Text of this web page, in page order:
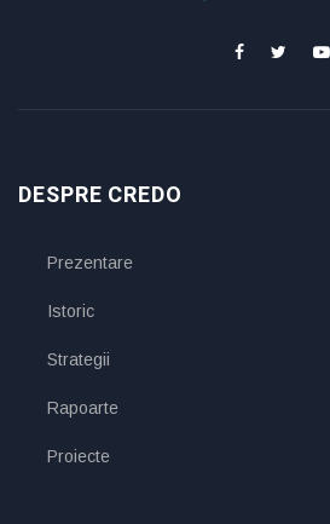
DESPRE CREDO
Prezentare
Istoric
Strategii
Rapoarte
Proiecte